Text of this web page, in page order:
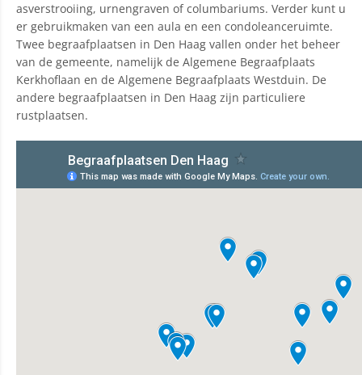
asverstrooiing, urnengraven of columbariums. Verder kunt u
er gebruikmaken van een aula en een condoleanceruimte.
Twee begraafplaatsen in Den Haag vallen onder het beheer
van de gemeente, namelijk de Algemene Begraafplaats
Kerkhoflaan en de Algemene Begraafplaats Westduin. De
andere begraafplaatsen in Den Haag zijn particuliere
rustplaatsen.